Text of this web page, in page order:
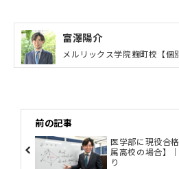
富澤陽介
メルリックス学院麹町校【個
前の記事
医学部に現役合
属高校の場合】
り